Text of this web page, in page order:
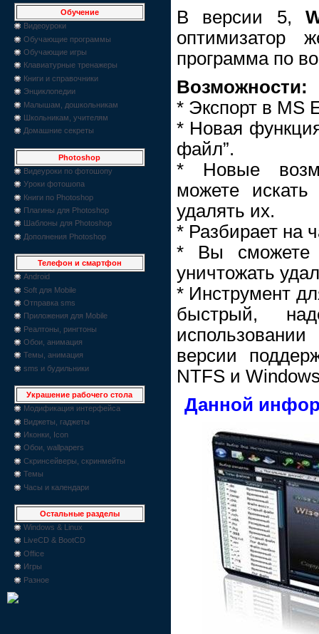
Обучение
Видеоуроки
Обучающие программы
Обучающие игры
Клавиатурные тренажеры
Книги и справочники
Энциклопедии
Малышам, дошкольникам
Школьникам, учителям
Домашние секреты
Photoshop
Видеуроки по фотошопу
Уроки фотошопа
Книги по Photoshop
Плагины для Photoshop
Шаблоны для Photoshop
Дополнения Photoshop
Телефон и смартфон
Android
Soft для Mobile
Отправка sms
Приложения для Mobile
Реалтоны, рингтоны
Обои, анимация
Темы, анимация
sms и будильники
Украшение рабочего стола
Модификация интерфейса
Виджеты, гаджеты
Иконки, Icon
Обои, wallpapers
Скринсейверы, скринмейты
Темы
Часы и календари
Остальные разделы
Windows & Linux
LiveCD & BootCD
Office
Игры
Разное
В версии 5,
оптимизатор
программа по
Возможности:
* Экспорт в MS
* Новая
файл”.
* Новые
можете
удалять их.
* Разбирает на
* Вы сможете
уничтожать
* Инструмент
быстрый,
версии
NTFS и
Данной